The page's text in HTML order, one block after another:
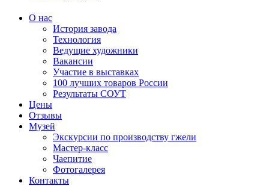
О нас
История завода
Технология
Ведущие художники
Вакансии
Участие в выставках
100 лучших товаров России
Результаты СОУТ
Цены
Отзывы
Музей
Экскурсии по производству гжели
Мастер-класс
Чаепитие
Фотогалерея
Контакты